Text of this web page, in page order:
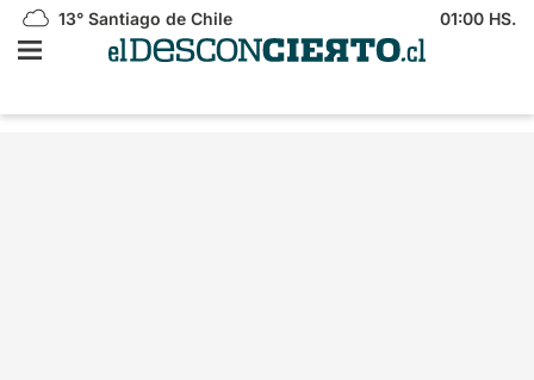
13° Santiago de Chile 01:00 HS.